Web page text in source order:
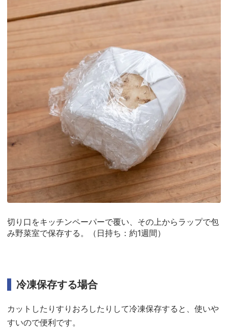
切り口をキッチンペーパーで覆い、その上からラップで包
み野菜室で保存する。（日持ち：約1週間）
冷凍保存する場合
カットしたりすりおろしたりして冷凍保存すると、使いや
すいので便利です。